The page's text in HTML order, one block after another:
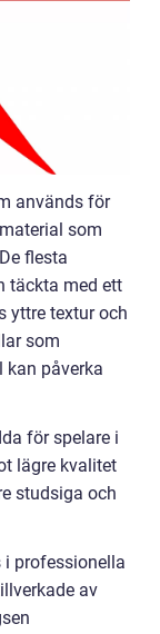
används för
som
flesta
täckta med ett
yttre textur och
som
kan påverka
för spelare i
lägre kvalitet
studsiga och
i professionella
av